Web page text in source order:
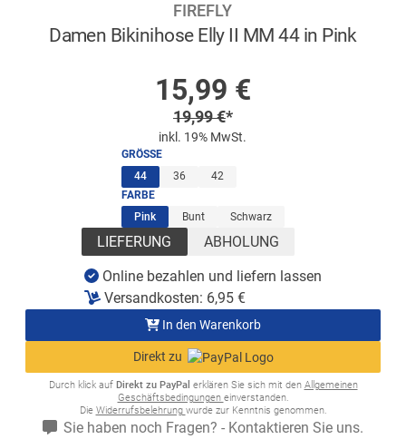
FIREFLY
Damen Bikinihose Elly II MM 44 in Pink
Sonderpreis
15,99 €
Regulärer Preis
19,99€*
inkl. 19% MwSt.
GRÖSSE
44(ausgewählt)
36
42
FARBE
Pink(ausgewählt)
Bunt Schwarz
LIEFERUNG ABHOLUNG
Online bezahlen und liefern lassen
Versandkosten: 6,95 €
In den Warenkorb
Direkt zu
Durch klick auf Direkt zu PayPal erklären Sie sich mit den Allgemeinen
Geschäftsbedingungen einverstanden.
Die Widerrufsbelehrung wurde zur Kenntnis genommen.
Sie haben noch Fragen? - Kontaktieren Sie uns.